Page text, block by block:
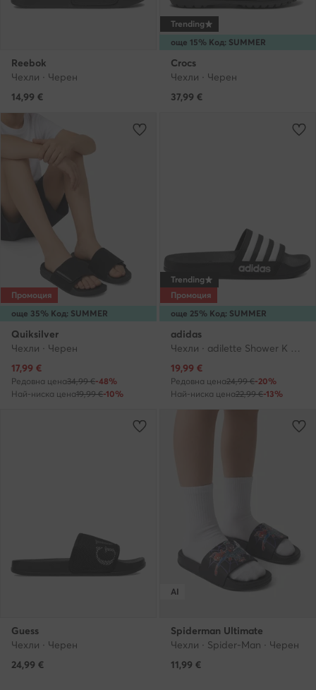
Reebok
Чехли · Черен
14,99 €
още 15% Код: SUMMER
Trending
Crocs
Чехли · Черен
37,99 €
още 35% Код: SUMMER
Промоция
Quiksilver
Чехли · Черен
Актуална цена
17,99 €
Редовна цена34,99 €-48%
Най-ниска цена19,99 €-10%
още 25% Код: SUMMER
Trending
Промоция
adidas
Чехли · adilette Shower K G27625 · Черен
Актуална цена
19,99 €
Редовна цена24,99 €-20%
Най-ниска цена22,99 €-13%
Guess
Чехли · Черен
24,99 €
AI
Spiderman Ultimate
Чехли · Spider-Man · Черен
11,99 €